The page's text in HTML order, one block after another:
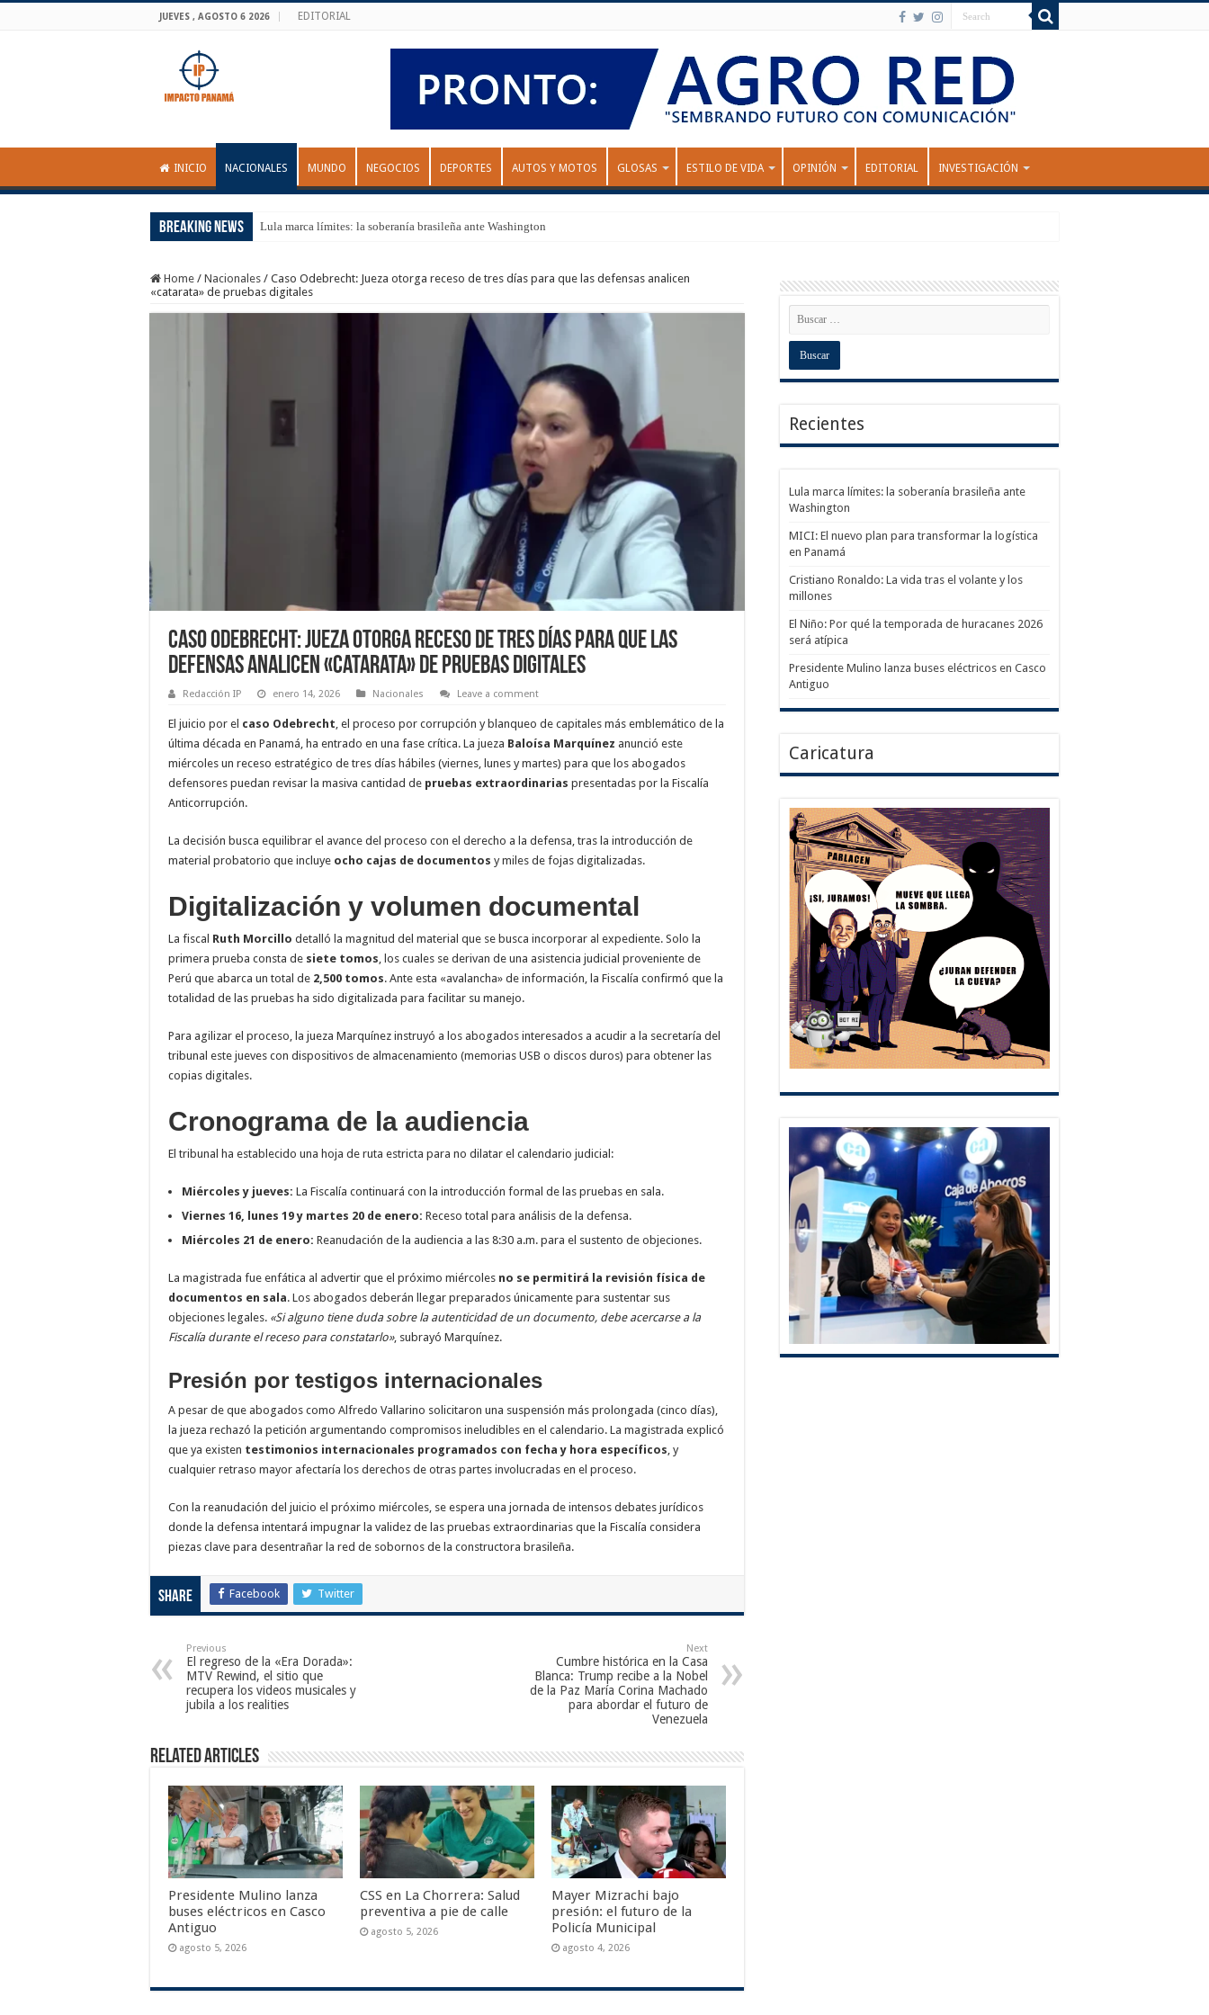
JUEVES , AGOSTO 6 2026 EDITORIAL
INICIO NACIONALES MUNDO NEGOCIOS DEPORTES AUTOS Y MOTOS GLOSAS ESTILO DE VIDA OPINIÓN EDITORIAL INVESTIGACIÓN
Breaking News Lula marca límites: la soberanía brasileña ante Washington
Home / Nacionales / Caso Odebrecht: Jueza otorga receso de tres días para que las defensas analicen
«catarata» de pruebas digitales
Caso Odebrecht: Jueza otorga receso de tres días para que las
defensas analicen «catarata» de pruebas digitales
Redacción IP enero 14, 2026 Nacionales Leave a comment
El juicio por el caso Odebrecht, el proceso por corrupción y blanqueo de capitales más emblemático de la
última década en Panamá, ha entrado en una fase crítica. La jueza Baloísa Marquínez anunció este
miércoles un receso estratégico de tres días hábiles (viernes, lunes y martes) para que los abogados
defensores puedan revisar la masiva cantidad de pruebas extraordinarias presentadas por la Fiscalía
Anticorrupción.
La decisión busca equilibrar el avance del proceso con el derecho a la defensa, tras la introducción de
material probatorio que incluye ocho cajas de documentos y miles de fojas digitalizadas.
Digitalización y volumen documental
La fiscal Ruth Morcillo detalló la magnitud del material que se busca incorporar al expediente. Solo la
primera prueba consta de siete tomos, los cuales se derivan de una asistencia judicial proveniente de
Perú que abarca un total de 2,500 tomos. Ante esta «avalancha» de información, la Fiscalía confirmó que la
totalidad de las pruebas ha sido digitalizada para facilitar su manejo.
Para agilizar el proceso, la jueza Marquínez instruyó a los abogados interesados a acudir a la secretaría del
tribunal este jueves con dispositivos de almacenamiento (memorias USB o discos duros) para obtener las
copias digitales.
Cronograma de la audiencia
El tribunal ha establecido una hoja de ruta estricta para no dilatar el calendario judicial:
Miércoles y jueves: La Fiscalía continuará con la introducción formal de las pruebas en sala.
Viernes 16, lunes 19 y martes 20 de enero: Receso total para análisis de la defensa.
Miércoles 21 de enero: Reanudación de la audiencia a las 8:30 a.m. para el sustento de objeciones.
La magistrada fue enfática al advertir que el próximo miércoles no se permitirá la revisión física de
documentos en sala. Los abogados deberán llegar preparados únicamente para sustentar sus
objeciones legales. «Si alguno tiene duda sobre la autenticidad de un documento, debe acercarse a la
Fiscalía durante el receso para constatarlo», subrayó Marquínez.
Presión por testigos internacionales
A pesar de que abogados como Alfredo Vallarino solicitaron una suspensión más prolongada (cinco días),
la jueza rechazó la petición argumentando compromisos ineludibles en el calendario. La magistrada explicó
que ya existen testimonios internacionales programados con fecha y hora específicos, y
cualquier retraso mayor afectaría los derechos de otras partes involucradas en el proceso.
Con la reanudación del juicio el próximo miércoles, se espera una jornada de intensos debates jurídicos
donde la defensa intentará impugnar la validez de las pruebas extraordinarias que la Fiscalía considera
piezas clave para desentrañar la red de sobornos de la constructora brasileña.
Share Facebook Twitter
Previous
El regreso de la «Era Dorada»:
MTV Rewind, el sitio que
recupera los videos musicales y
jubila a los realities
Next
Cumbre histórica en la Casa
Blanca: Trump recibe a la Nobel
de la Paz María Corina Machado
para abordar el futuro de
Venezuela
Related Articles
Presidente Mulino lanza
buses eléctricos en Casco
Antiguo
agosto 5, 2026
CSS en La Chorrera: Salud
preventiva a pie de calle
agosto 5, 2026
Mayer Mizrachi bajo
presión: el futuro de la
Policía Municipal
agosto 4, 2026
Recientes
Lula marca límites: la soberanía brasileña ante
Washington
MICI: El nuevo plan para transformar la logística
en Panamá
Cristiano Ronaldo: La vida tras el volante y los
millones
El Niño: Por qué la temporada de huracanes 2026
será atípica
Presidente Mulino lanza buses eléctricos en Casco
Antiguo
Caricatura